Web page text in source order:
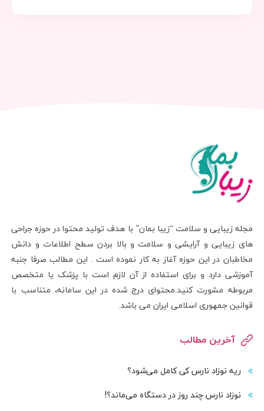
مجله زیبایی و سلامت “زیبا بمان” با هدف تولید محتوا در حوزه جراحی
های زیبایی و آرایشی و سلامت و بالا بردن سطح اطلاعات و دانش
مخاطبان در این حوزه آغاز به کار نموده است . این مطالب صرفا جنبه
آموزشی دارد و برای استفاده از آن لازم است با پزشک یا متخصص
مربوطه مشورت کنید.محتوای درج شده در این سامانه، متناسب با
قوانین جمهوری اسلامی ایران می باشد.
آخرین مطالب
ریه نوزاد نارس کی کامل می‌شود؟
نوزاد نارس چند روز در دستگاه می‌ماند؟!